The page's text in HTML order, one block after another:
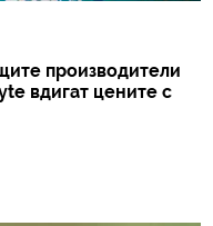
производители
вдигат цените с